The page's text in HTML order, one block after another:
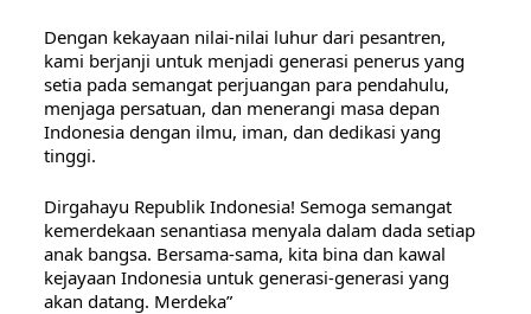
Dengan kekayaan nilai-nilai luhur dari pesantren,
kami berjanji untuk menjadi generasi penerus yang
setia pada semangat perjuangan para pendahulu,
menjaga persatuan, dan menerangi masa depan
Indonesia dengan ilmu, iman, dan dedikasi yang
tinggi.
Dirgahayu Republik Indonesia! Semoga semangat
kemerdekaan senantiasa menyala dalam dada setiap
anak bangsa. Bersama-sama, kita bina dan kawal
kejayaan Indonesia untuk generasi-generasi yang
akan datang. Merdeka”